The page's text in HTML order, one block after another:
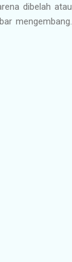
dibelah atau
mengembang.